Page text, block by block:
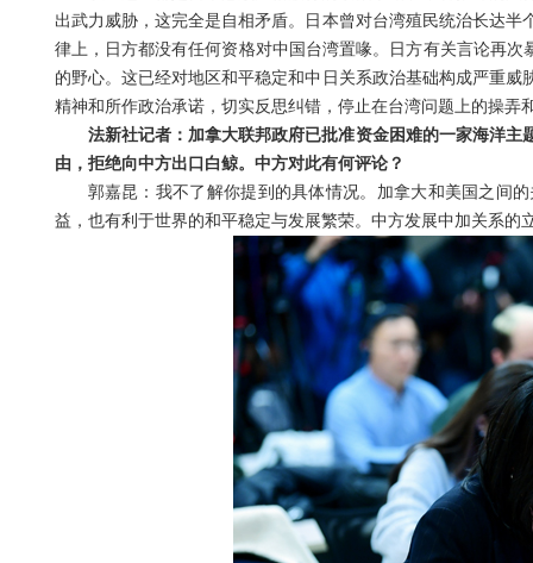
出武力威胁，这完全是自相矛盾。日本曾对台湾殖民统治长达
律上，日方都没有任何资格对中国台湾置喙。日方有关言论再
的野心。这已经对地区和平稳定和中日关系政治基础构成严重
精神和所作政治承诺，切实反思纠错，停止在台湾问题上的操弄
法新社记者：加拿大联邦政府已批准资金困难的一家海洋
由，拒绝向中方出口白鲸。中方对此有何评论？
郭嘉昆：我不了解你提到的具体情况。加拿大和美国之间
益，也有利于世界的和平稳定与发展繁荣。中方发展中加关系的